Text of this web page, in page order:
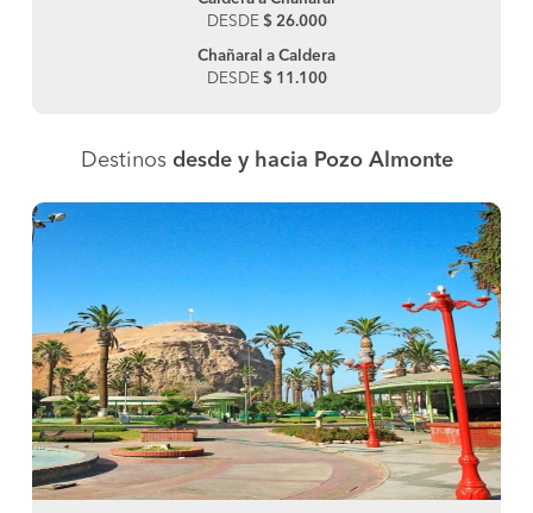
DESDE $ 26.000
Chañaral a Caldera
DESDE $ 11.100
Destinos desde y hacia Pozo Almonte